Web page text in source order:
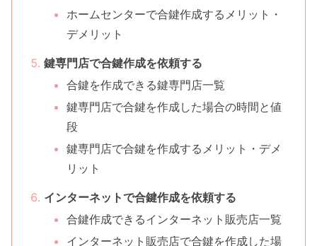
ホームセンターで合鍵作成するメリット・
デメリット
鍵専門店で合鍵作成を依頼する
合鍵を作成できる鍵専門店一覧
鍵専門店で合鍵を作成した場合の時間と値
段
鍵専門店で合鍵を作成するメリット・デメ
リット
インターネットで合鍵作成を依頼する
合鍵作成できるインターネット販売店一覧
インターネット販売店で合鍵を作成した場